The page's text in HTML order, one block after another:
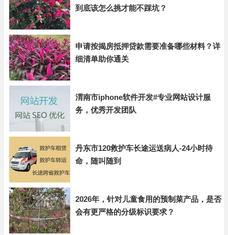
到底该怎么挑才能不踩坑？
申请按揭房抵押贷款需要准备哪些材料？详
细清单助你通关
渭南市iphone软件开发#专业网站设计服
务，优秀开发团队
丹东市120救护车长途运送病人-24小时待
命，随叫随到
2026年，针对儿童食用的预制菜产品，是否
会有更严格的分级标识要求？